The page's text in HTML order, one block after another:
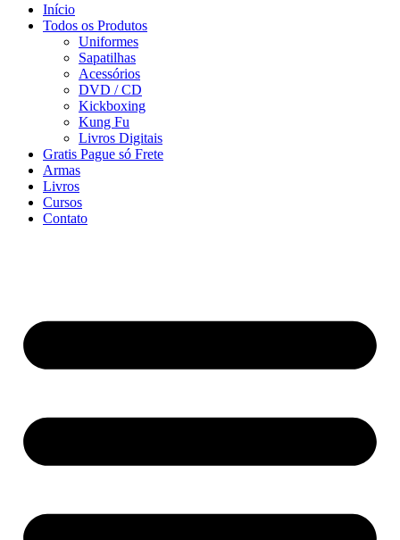
Início
Todos os Produtos
Uniformes
Sapatilhas
Acessórios
DVD / CD
Kickboxing
Kung Fu
Livros Digitais
Gratis Pague só Frete
Armas
Livros
Cursos
Contato